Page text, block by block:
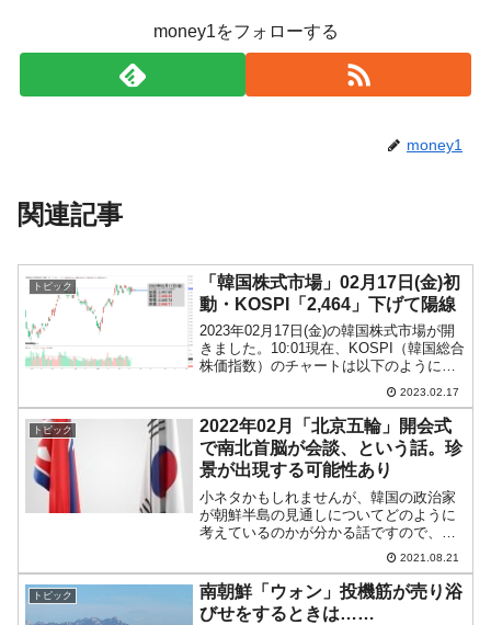
money1をフォローする
money1
関連記事
トピック
「韓国株式市場」02月17日(金)初
動・KOSPI「2,464」下げて陽線
2023年02月17日(金)の韓国株式市場が開
きました。10:01現在、KOSPI（韓国総合
株価指数）のチャートは以下のようにな
『Investing.com』より引用）。下げて始
まりましたが、現在のところ陽線。やっ
ぱり...
2023.02.17
トピック
2022年02月「北京五輪」開会式
で南北首脳が会談、という話。珍
景が出現する可能性あり
小ネタかもしれませんが、韓国の政治家
が朝鮮半島の見通しについてどのように
考えているのかが分かる話ですので、ご
紹介します。2021年08月19日、『共に民
主党』に次期大統領候補である李洛淵
（イ・ナギョン）さん（上写真）が同党
の初当選議員の会合...
2021.08.21
トピック
南朝鮮「ウォン」投機筋が売り浴
びせをするときは……